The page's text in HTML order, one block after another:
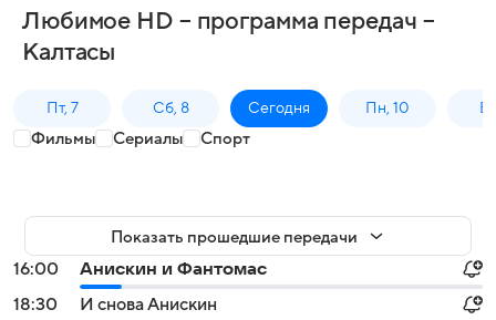
Любимое HD – программа передач –
Калтасы
Пт, 7 Сб, 8 Сегодня Пн, 10
Фильмы Сериалы Спорт
Показать прошедшие передачи
16:00
Анискин и Фантомас
18:30
И снова Анискин